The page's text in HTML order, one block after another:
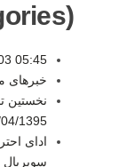
05:45
خبرهای
نخستین
1395 20:06
ادای